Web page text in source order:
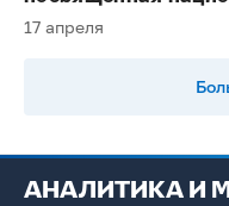
17 апреля
АНАЛИТИКА И